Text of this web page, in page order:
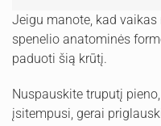
Jeigu manote, kad
spenelio anatominės
paduoti šią krūtį.
Nuspauskite truputį
įsitempusi, gerai